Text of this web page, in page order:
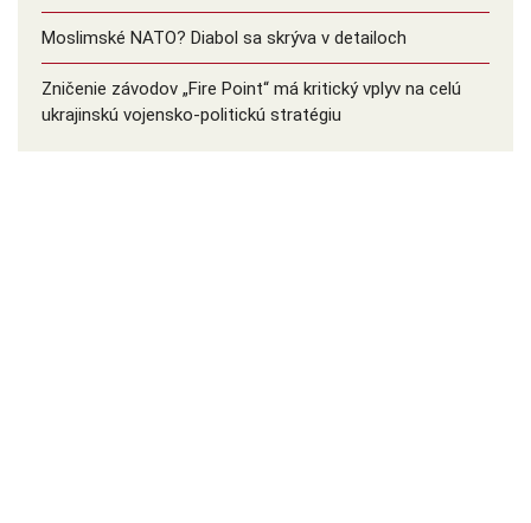
Moslimské NATO? Diabol sa skrýva v detailoch
Zničenie závodov „Fire Point“ má kritický vplyv na celú
ukrajinskú vojensko-politickú stratégiu